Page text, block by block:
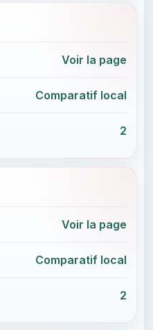
Voir la page
Comparatif local
2
Voir la page
Comparatif local
2